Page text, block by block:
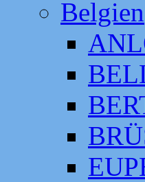
Belgien